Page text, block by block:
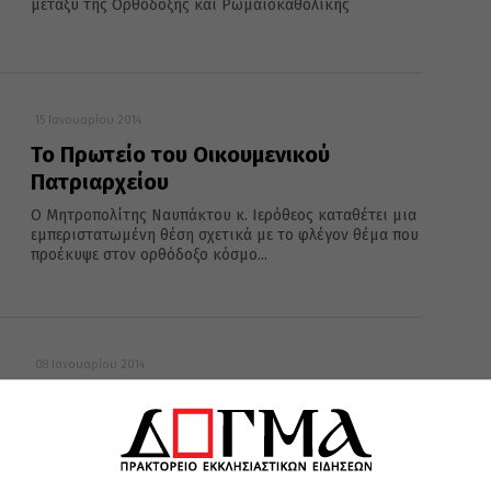
μεταξύ της Ορθόδοξης και Ρωμαιοκαθολικής
15 Ιανουαρίου 2014
Το Πρωτείο του Οικουμενικού
Πατριαρχείου
Ο Μητροπολίτης Ναυπάκτου κ. Ιερόθεος καταθέτει μια
εμπεριστατωμένη θέση σχετικά με το φλέγον θέμα που
προέκυψε στον ορθόδοξο κόσμο...
08 Ιανουαρίου 2014
κείμενον τοῦ Πατριαρχείου Μόσχας
Μὲ πρόσφατον συνοδικὴν ἀπόφασίν της, ἡ Ἐκκλησία τῆς